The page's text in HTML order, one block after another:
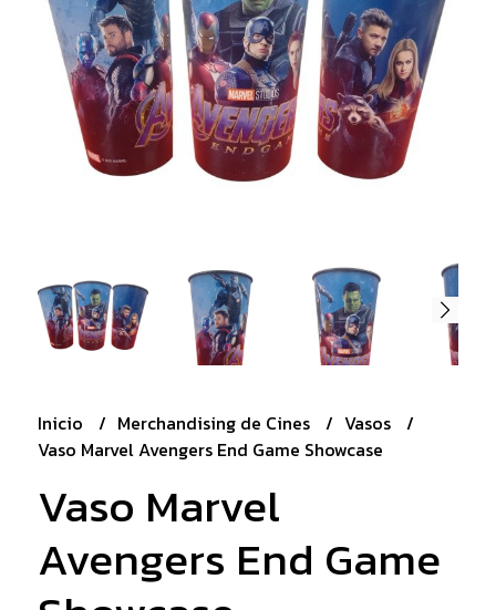
Inicio Merchandising de Cines
Vasos
Vaso Marvel Avengers End Game Showcase
Vaso Marvel
Avengers End Game